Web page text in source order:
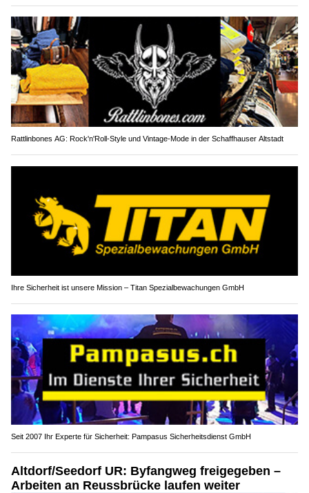
Rattlinbones AG: Rock'n'Roll-Style und Vintage-Mode in der Schaffhauser Altstadt
Ihre Sicherheit ist unsere Mission – Titan Spezialbewachungen GmbH
Seit 2007 Ihr Experte für Sicherheit: Pampasus Sicherheitsdienst GmbH
Altdorf/Seedorf UR: Byfangweg freigegeben –
Arbeiten an Reussbrücke laufen weiter